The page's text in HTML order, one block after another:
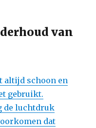
van
altijd schoon en
gebruikt.
de luchtdruk
dat